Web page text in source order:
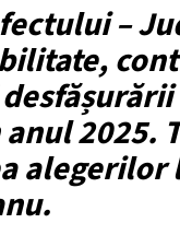
–
2025.